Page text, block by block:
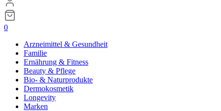
0
Arzneimittel & Gesundheit
Familie
Ernährung & Fitness
Beauty & Pflege
Bio- & Naturprodukte
Dermokosmetik
Longevity
Marken